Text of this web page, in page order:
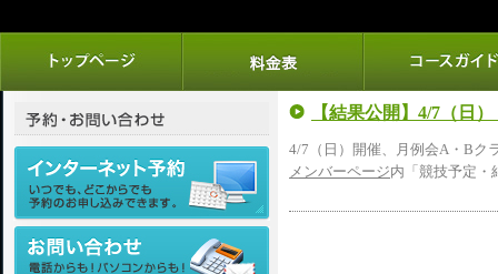
【結果公開】4/7（日
4/7（日）開催、月例会A・Bク
メンバーページ内「競技予定・